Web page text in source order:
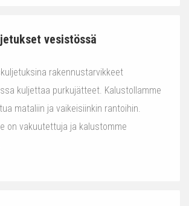
vesistössä
rakennustarvikkeet
kuljettaa purkujätteet. Kalustollamme
mataliin ja vaikeisiinkin rantoihin.
on vakuutettuja ja kalustomme